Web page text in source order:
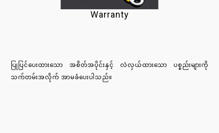
Warranty
ပြုပြင်ပေးထားသော အစိတ်အပိုင်းနှင့် လဲလှယ်ထားသော ပစ္စည်းများကို
သက်တမ်းအလိုက် အာမခံပေးပါသည်။